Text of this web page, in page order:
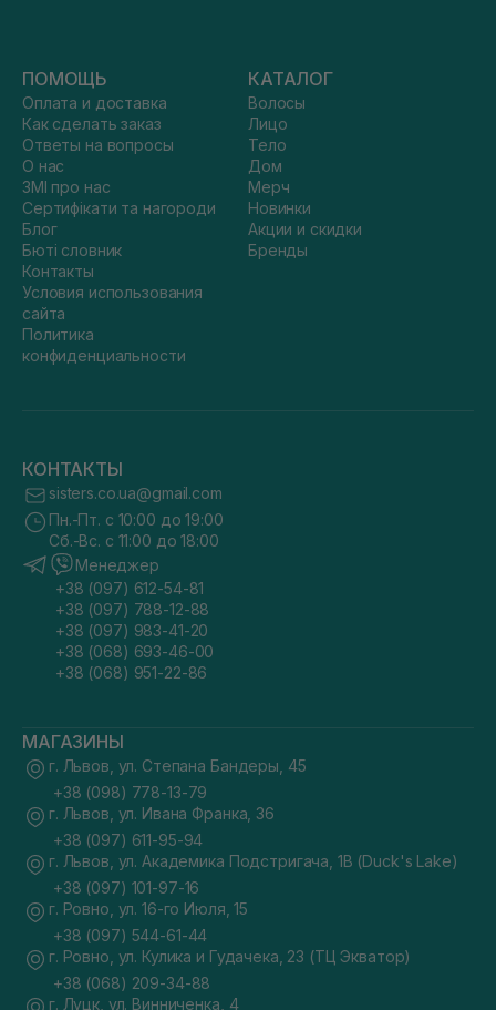
ПОМОЩЬ
Оплата и доставка
Как сделать заказ
Ответы на вопросы
О нас
ЗМІ про нас
Сертифікати та нагороди
Блог
Бюті словник
Контакты
Условия использования
сайта
Политика
конфиденциальности
КАТАЛОГ
Волосы
Лицо
Тело
Дом
Мерч
Новинки
Акции и скидки
Бренды
КОНТАКТЫ
sisters.co.ua@gmail.com
Пн.-Пт. с 10:00 до 19:00
Сб.-Вс. с 11:00 до 18:00
Менеджер
+38 (097) 612-54-81
+38 (097) 788-12-88
+38 (097) 983-41-20
+38 (068) 693-46-00
+38 (068) 951-22-86
МАГАЗИНЫ
г. Львов, ул. Степана Бандеры, 45
+38 (098) 778-13-79
г. Львов, ул. Ивана Франка, 36
+38 (097) 611-95-94
г. Львов, ул. Академика Подстригача, 1В (Duck's Lake)
+38 (097) 101-97-16
г. Ровно, ул. 16-го Июля, 15
+38 (097) 544-61-44
г. Ровно, ул. Кулика и Гудачека, 23 (ТЦ Экватор)
+38 (068) 209-34-88
г. Луцк, ул. Винниченка, 4